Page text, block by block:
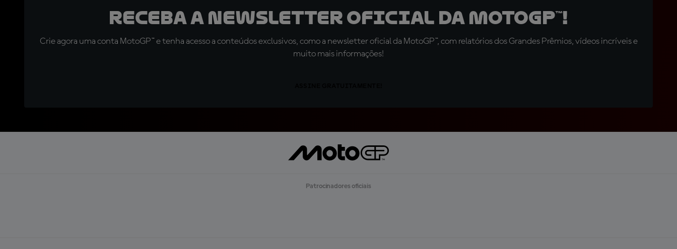
Receba a newsletter oficial da MotoGP™!
Crie agora uma conta MotoGP™ e tenha acesso a conteúdos exclusivos, como a newsletter oficial da MotoGP™, com relatórios dos Grandes Prêmios, vídeos incríveis e
muito mais informações!
Patrocinadores oficiais